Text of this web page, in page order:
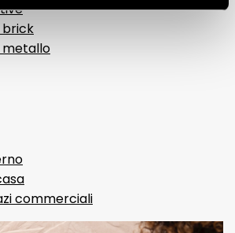
commerciali